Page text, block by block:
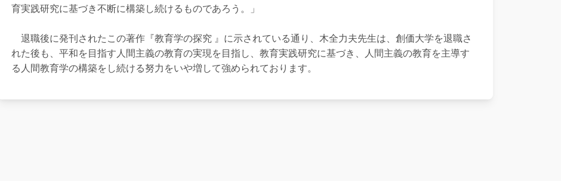
育実践研究に基づき不断に構築し続けるものであろう。」
退職後に発刊されたこの著作『教育学の探究 』に示されている通り、木全力夫先生は、創価大学を退職さ
れた後も、平和を目指す人間主義の教育の実現を目指し、教育実践研究に基づき、人間主義の教育を主導す
る人間教育学の構築をし続ける努力をいや増して強められております。